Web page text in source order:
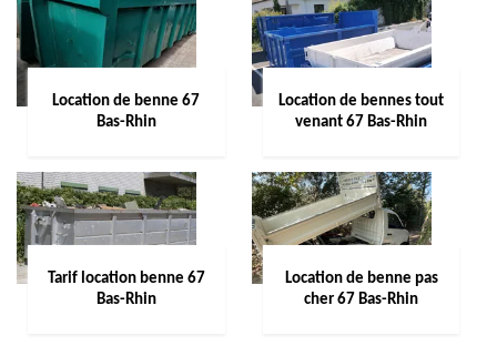
Location de benne 67
Bas-Rhin
Location de bennes tout
venant 67 Bas-Rhin
Tarif location benne 67
Bas-Rhin
Location de benne pas
cher 67 Bas-Rhin